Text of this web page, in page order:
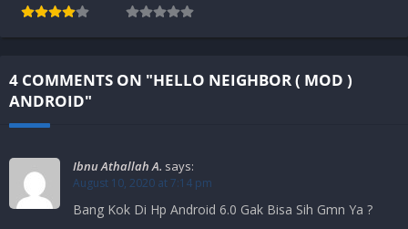
4 COMMENTS ON "HELLO NEIGHBOR ( MOD )
ANDROID"
Ibnu Athallah A. says:
August 10, 2020 at 7:14 pm
Bang Kok Di Hp Android 6.0 Gak Bisa Sih Gmn Ya ?